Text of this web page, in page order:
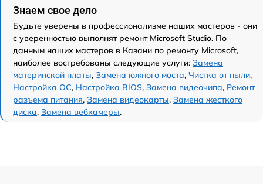
Знаем свое дело
Будьте уверены в профессионализме наших мастеров - они
с уверенностью выполнят ремонт Microsoft Studio. По
данным наших мастеров в Казани по ремонту Microsoft,
наиболее востребованы следующие услуги: Замена
материнской платы, Замена южного моста, Чистка от пыли,
Настройка ОС, Настройка BIOS, Замена видеочипа, Ремонт
разъема питания, Замена видеокарты, Замена жесткого
диска, Замена вебкамеры.